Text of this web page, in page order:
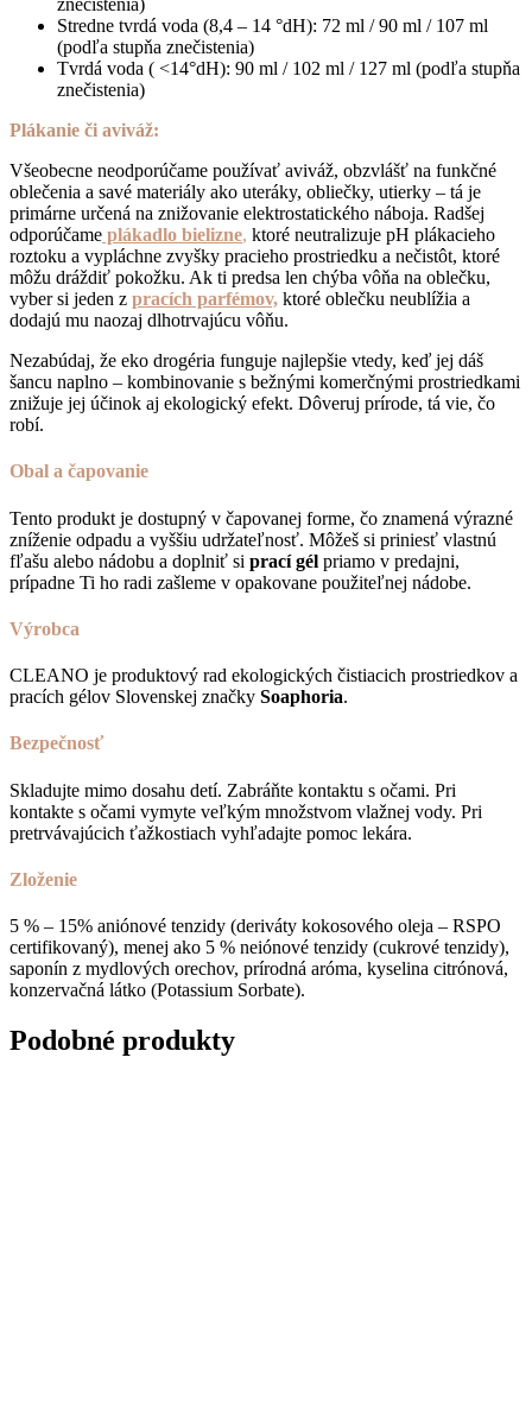
znečistenia)
Stredne tvrdá voda (8,4 – 14 °dH): 72 ml / 90 ml / 107 ml
(podľa stupňa znečistenia)
Tvrdá voda ( <14°dH): 90 ml / 102 ml / 127 ml (podľa stupňa
znečistenia)
Plákanie či aviváž:
Všeobecne neodporúčame používať aviváž, obzvlášť na funkčné
oblečenia a savé materiály ako uteráky, obliečky, utierky – tá je
primárne určená na znižovanie elektrostatického náboja. Radšej
odporúčame plákadlo bielizne, ktoré neutralizuje pH plákacieho
roztoku a vypláchne zvyšky pracieho prostriedku a nečistôt, ktoré
môžu dráždiť pokožku. Ak ti predsa len chýba vôňa na oblečku,
vyber si jeden z pracích parfémov, ktoré oblečku neublížia a
dodajú mu naozaj dlhotrvajúcu vôňu.
Nezabúdaj, že eko drogéria funguje najlepšie vtedy, keď jej dáš
šancu naplno – kombinovanie s bežnými komerčnými prostriedkami
znižuje jej účinok aj ekologický efekt. Dôveruj prírode, tá vie, čo
robí.
Obal a čapovanie
Tento produkt je dostupný v čapovanej forme, čo znamená výrazné
zníženie odpadu a vyššiu udržateľnosť. Môžeš si priniesť vlastnú
fľašu alebo nádobu a doplniť si prací gél priamo v predajni,
prípadne Ti ho radi zašleme v opakovane použiteľnej nádobe.
Výrobca
CLEANO je produktový rad ekologických čistiacich prostriedkov a
pracích gélov Slovenskej značky Soaphoria.
Bezpečnosť
Skladujte mimo dosahu detí. Zabráňte kontaktu s očami. Pri
kontakte s očami vymyte veľkým množstvom vlažnej vody. Pri
pretrvávajúcich ťažkostiach vyhľadajte pomoc lekára.
Zloženie
5 % – 15% aniónové tenzidy (deriváty kokosového oleja – RSPO
certifikovaný), menej ako 5 % neiónové tenzidy (cukrové tenzidy),
saponín z mydlových orechov, prírodná aróma, kyselina citrónová,
konzervačná látko (Potassium Sorbate).
Podobné produkty